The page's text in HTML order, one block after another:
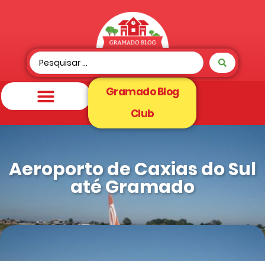
Gramado Blog
Club
Aeroporto de Caxias do Sul
até Gramado